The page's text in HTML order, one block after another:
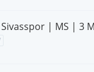
| MS | 3